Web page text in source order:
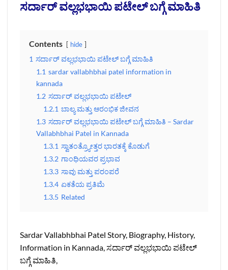
ಸರ್ದಾರ್ ವಲ್ಲಭಭಾಯಿ ಪಟೇಲ್ ಬಗ್ಗೆ ಮಾಹಿತಿ
Contents hide
1 ಸರ್ದಾರ್ ವಲ್ಲಭಭಾಯಿ ಪಟೇಲ್ ಬಗ್ಗೆ ಮಾಹಿತಿ
1.1 sardar vallabhbhai patel information in
kannada
1.2 ಸರ್ದಾರ್ ವಲ್ಲಭಭಾಯಿ ಪಟೇಲ್
1.2.1 ಬಾಲ್ಯ ಮತ್ತು ಆರಂಭಿಕ ಜೀವನ
1.3 ಸರ್ದಾರ್ ವಲ್ಲಭಭಾಯಿ ಪಟೇಲ್ ಬಗ್ಗೆ ಮಾಹಿತಿ – Sardar
Vallabhbhai Patel in Kannada
1.3.1 ಸ್ವಾತಂತ್ರ್ಯೋತ್ತರ ಭಾರತಕ್ಕೆ ಕೊಡುಗೆ
1.3.2 ಗಾಂಧಿಯವರ ಪ್ರಭಾವ
1.3.3 ಸಾವು ಮತ್ತು ಪರಂಪರೆ
1.3.4 ಏಕತೆಯ ಪ್ರತಿಮೆ
1.3.5 Related
Sardar Vallabhbhai Patel Story, Biography, History,
Information in Kannada, ಸರ್ದಾರ್ ವಲ್ಲಭಭಾಯಿ ಪಟೇಲ್
ಬಗ್ಗೆ ಮಾಹಿತಿ,